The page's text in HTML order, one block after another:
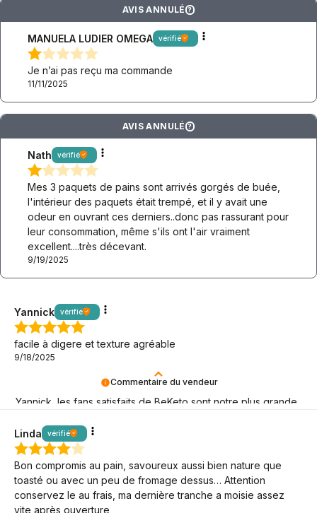
AVIS ANNULÉ ?
MANUELA LUDIER OMEGA vérifié
Je n’ai pas reçu ma commande
11/11/2025
AVIS ANNULÉ ?
Nath vérifié
Mes 3 paquets de pains sont arrivés gorgés de buée,
l'intérieur des paquets était trempé, et il y avait une
odeur en ouvrant ces derniers..donc pas rassurant pour
leur consommation, même s'ils ont l'air vraiment
excellent....très décevant.
9/19/2025
Commentaire du vendeur
Yannick, les fans satisfaits de BeKeto sont notre plus grande
Yannick vérifié
facile à digere et texture agréable
9/18/2025
Linda vérifié
Bon compromis au pain, savoureux aussi bien nature que
toasté ou avec un peu de fromage dessus… Attention
conservez le au frais, ma dernière tranche a moisie assez
vite après ouverture